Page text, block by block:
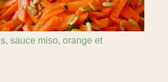
sauce miso, orange et